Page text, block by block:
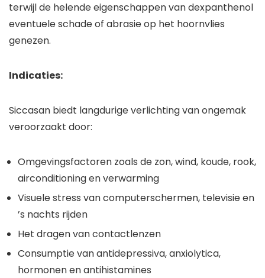
terwijl de helende eigenschappen van dexpanthenol
eventuele schade of abrasie op het hoornvlies
genezen.
Indicaties:
Siccasan biedt langdurige verlichting van ongemak
veroorzaakt door:
Omgevingsfactoren zoals de zon, wind, koude, rook,
airconditioning en verwarming
Visuele stress van computerschermen, televisie en
’s nachts rijden
Het dragen van contactlenzen
Consumptie van antidepressiva, anxiolytica,
hormonen en antihistamines